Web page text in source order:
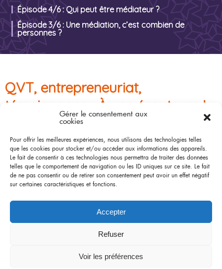
Gérer le consentement aux
cookies
Pour offrir les meilleures expériences, nous utilisons des technologies telles
que les cookies pour stocker et/ou accéder aux informations des appareils.
Le fait de consentir à ces technologies nous permettra de traiter des données
telles que le comportement de navigation ou les ID uniques sur ce site. Le fait
de ne pas consentir ou de retirer son consentement peut avoir un effet négatif
sur certaines caractéristiques et fonctions.
Accepter
Refuser
Voir les préférences
Épisode 4/6 : Qui peut être médiateur ?
Épisode 3/6 : Une médiation, c’est combien de
personnes ?
QVT, entrepreneuriat,
témoignages… À vos écouteurs !
Vous aimez écouter des podcasts ? Cet article est fait pour vous !
Fondation Travailler Autrement vous propose une sélection de contenus
dédiés au travail et à l’emploi:QVT, entrepreneuriat, témoignages…
À vos écouteurs !
https://www.fondation-travailler-autrement.org/2020/01/13/qvt-
entrepreneuriat-temoignages-a-vos-ecouteurs/
«Le CSE face aux délits de harcèlement moral ou sexuel
« Qualiopi » la marque de certification qualité des prestataires